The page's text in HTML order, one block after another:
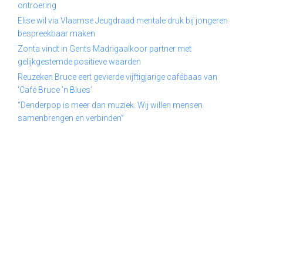
ontroering
Elise wil via Vlaamse Jeugdraad mentale druk bij jongeren
bespreekbaar maken
Zonta vindt in Gents Madrigaalkoor partner met
gelijkgestemde positieve waarden
Reuzeken Bruce eert gevierde vijftigjarige cafébaas van
‘Café Bruce ’n Blues’
“Denderpop is meer dan muziek. Wij willen mensen
samenbrengen en verbinden”